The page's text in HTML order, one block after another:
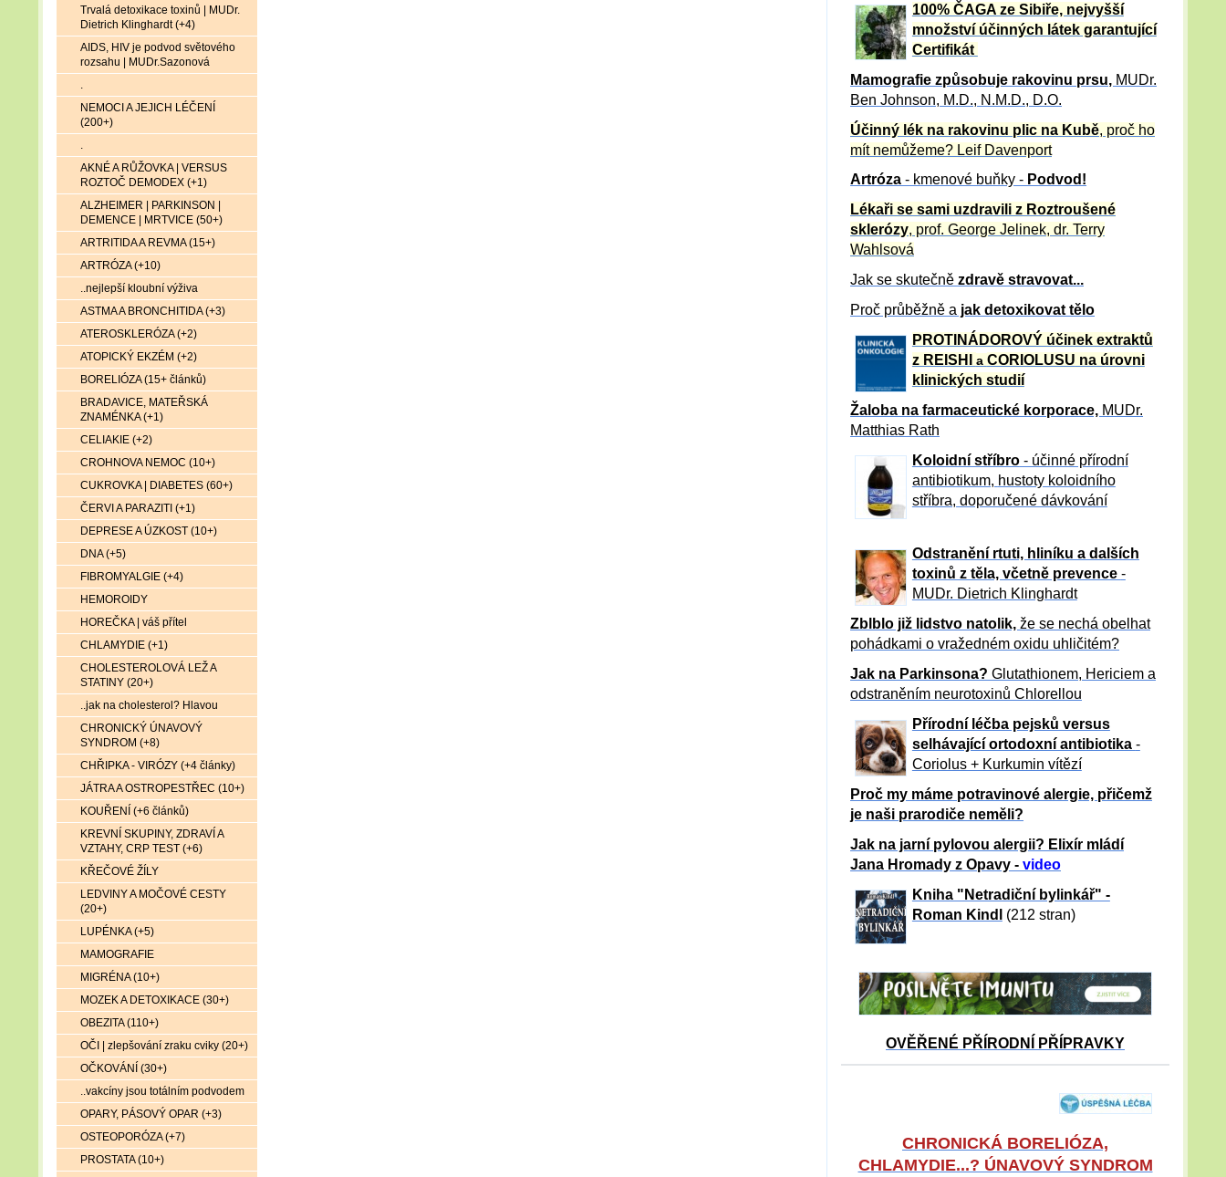
100% ČAGA ze Sibiře, nejvyšší
množství účinných látek garantující
Certifikát
Mamografie způsobuje rakovinu prsu, MUDr.
Ben Johnson, M.D., N.M.D., D.O.
Účinný lék na rakovinu plic na Kubě, proč ho
mít nemůžeme? Leif Davenport
Artróza - kmenové buňky - Podvod!
Lékaři se sami uzdravili z Roztroušené
sklerózy, prof. George Jelinek, dr. Terry
Wahlsová
Jak se skutečně zdravě stravovat...
Proč průběžně a jak detoxikovat tělo
PROTINÁDOROVÝ účinek extraktů
z REISHI a CORIOLUSU na úrovni
klinických studií
Žaloba na farmaceutické korporace, MUDr.
Matthias Rath
Koloidní stříbro- účinné přírodní
antibiotikum, hustoty koloidního
stříbra, doporučené dávkování
Odstranění rtuti, hliníku a dalších
toxinů z těla, včetně prevence -
MUDr. Dietrich Klinghardt
Zblblo již lidstvo natolik, že se nechá obelhat
pohádkami o vražedném oxidu uhličitém?
Jak na Parkinsona? Glutathionem, Hericiem a
odstraněním neurotoxinů Chlorellou
Přírodní léčba pejsků versus
selhávající ortodoxní antibiotika -
Coriolus + Kurkumin vítězí
Proč my máme potravinové alergie, přičemž
je naši prarodiče neměli?
Jak na jarní pylovou alergii? Elixír mládí
Jana Hromady z Opavy - video
Kniha "Netradiční bylinkář" -
Roman Kindl
(212 stran)
OVĚŘENÉ PŘÍRODNÍ PŘÍPRAVKY
CHRONICKÁ BORELIÓZA,
CHLAMYDIE...? ÚNAVOVÝ SYNDROM
Trvalá detoxikace toxinů | MUDr.
Dietrich Klinghardt (+4)
AIDS, HIV je podvod světového
rozsahu | MUDr.Sazonová
.
NEMOCI A JEJICH LÉČENÍ
(200+)
.
AKNÉ A RŮŽOVKA | VERSUS
ROZTOČ DEMODEX (+1)
ALZHEIMER | PARKINSON |
DEMENCE | MRTVICE (50+)
ARTRITIDA A REVMA (15+)
ARTRÓZA (+10)
..nejlepší kloubní výživa
ASTMA A BRONCHITIDA (+3)
ATEROSKLERÓZA (+2)
ATOPICKÝ EKZÉM (+2)
BORELIÓZA (15+ článků)
BRADAVICE, MATEŘSKÁ
ZNAMÉNKA (+1)
CELIAKIE (+2)
CROHNOVA NEMOC (10+)
CUKROVKA | DIABETES (60+)
ČERVI A PARAZITI (+1)
DEPRESE A ÚZKOST (10+)
DNA (+5)
FIBROMYALGIE (+4)
HEMOROIDY
HOREČKA | váš přítel
CHLAMYDIE (+1)
CHOLESTEROLOVÁ LEŽ A
STATINY (20+)
..jak na cholesterol? Hlavou
CHRONICKÝ ÚNAVOVÝ
SYNDROM (+8)
CHŘIPKA - VIRÓZY (+4 články)
JÁTRA A OSTROPESTŘEC (10+)
KOUŘENÍ (+6 článků)
KREVNÍ SKUPINY, ZDRAVÍ A
VZTAHY, CRP TEST (+6)
KŘEČOVÉ ŽÍLY
LEDVINY A MOČOVÉ CESTY
(20+)
LUPÉNKA (+5)
MAMOGRAFIE
MIGRÉNA (10+)
MOZEK A DETOXIKACE (30+)
OBEZITA (110+)
OČI | zlepšování zraku cviky (20+)
OČKOVÁNÍ (30+)
..vakcíny jsou totálním podvodem
OPARY, PÁSOVÝ OPAR (+3)
OSTEOPORÓZA (+7)
PROSTATA (10+)